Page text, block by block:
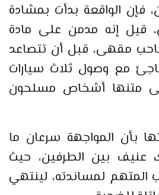
الواقعة بدأت بمشادة
قيل إنه مدمن على مادة
مقهى، قبل أن تتصاعد
مع وصول ثلاث سيارات
متنها أشخاص مسلحون
بأن المواجهة سرعان ما
عنيف بين الطرفين، حيث
لمساندته، لينتهي